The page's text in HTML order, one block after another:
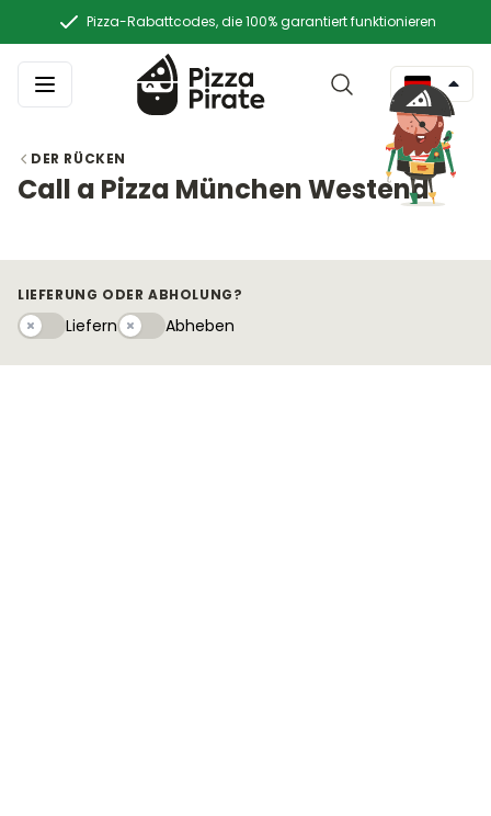
Pizza-Rabattcodes, die 100% garantiert funktionieren
DER RÜCKEN
Call a Pizza München Westend
LIEFERUNG ODER ABHOLUNG?
LiefernLiefernAbhebeny
Abheben